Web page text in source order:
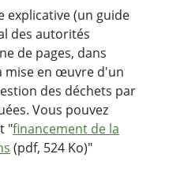
explicative (un guide
des autorités
de pages, dans
mise en œuvre d'un
des déchets par
Vous pouvez
"financement de la
(pdf, 524 Ko)"